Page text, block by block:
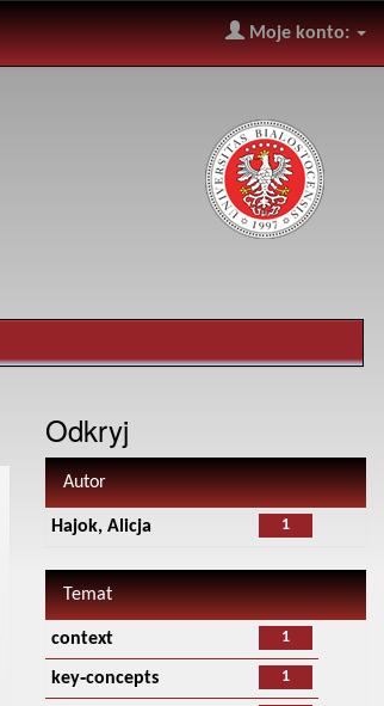
Moje konto:
Odkryj
Autor
1
Hajok, Alicja
Temat
1
context
1
key‑concepts